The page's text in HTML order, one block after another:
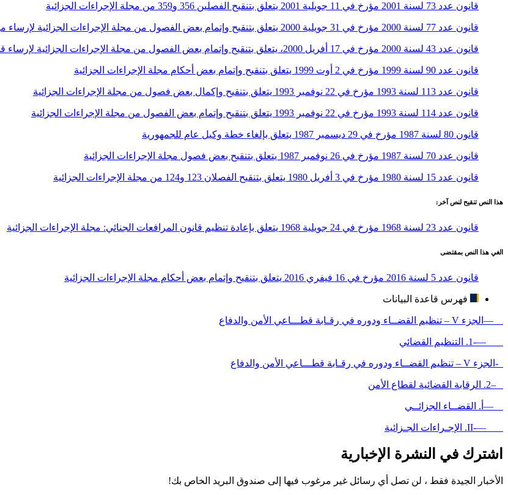
قانون عدد 73 لسنة 2001 مؤرخ في 11 جويلية 2001 يتعلق بتنقيح الفصلين 356 و359 من مجلة الإجراءات الجزائية
قانون عدد 77 لسنة 2000 مؤرخ في 31 جويلية 2000 يتعلق بتنقيح وإتمام بعض الفصول من مجلة الإجراءات الجزائية لإرساء مؤسسة قاضي تنفيذ العقوبات
قانون عدد 43 لسنة 2000 مؤرخ في 17 أفريل 2000، يتعلق بتنقيح وإتمام بعض الفصول من مجلة الإجراءات الجزائية لإرساء قاعدة التقاضي على درجتين في المادة الجنائية
قانون عدد 90 لسنة 1999 مؤرخ في 2 أوت 1999 يتعلق بتنقيح وإتمام بعض أحكام مجلة الإجراءات الجزائية
قانون عدد 113 لسنة 1993 مؤرخ في 22 نوفمبر 1993 يتعلق بتنقيح وإكمال بعض فصول من مجلة الإجراءات الجزائية
قانون عدد 114 لسنة 1993 مؤرخ في 22 نوفمبر 1993 يتعلق بتنقيح وإتمام بعض الفصول من مجلة الإجراءات الجزائية
قانون 80 لسنة 1987 مؤرخ في 29 ديسمبر 1987 يتعلق بإلغاء خطة وكيل عام للجمهورية
قانون عدد 70 لسنة 1987 مؤرخ في 26 نوفمبر 1987 يتعلق بتنقيح بعض فصول مجلة الإجراءات الجزائية
قانون عدد 15 لسنة 1980 مؤرخ في 3 أفريل 1980 يتعلق بتنقيح الفصلان 123 و124 من مجلة الإجراءات الجزائية
هذا النص تنقيح لنص آخر:
قانون عدد 23 لسنة 1968 مؤرخ في 24 جويلية 1968 يتعلق بإعادة تنظيم قانون المرافعات الجنائي: مجلة الإجراءات الجزائية
الغي هذا النص بمقتضى
قانون عدد 5 لسنة 2016 مؤرخ في 16 فيفري 2016 يتعلق بتنقيح وإتمام بعض أحكام مجلة الإجراءات الجزائية
فهرس قاعدة البيانات
—الجزء V – تنظيم القضــاء ودوره في رقـابة قطـــاعي الأمن والدفاع
—-1. التنظيم القضائي
-الجزء V – تنظيم القضــاء ودوره في رقـابة قطـــاعي الأمن والدفاع
–2. الرقابة القضائية لقطاع الأمن
—أ. القضــاء الجزائــي
—-II. الإجـراءات الجـزائية
اشترك في النشرة الإخبارية
الأخبار الجيدة فقط ، لن تصل أي رسائل غير مرغوب فيها إلى صندوق البريد الخاص بك!